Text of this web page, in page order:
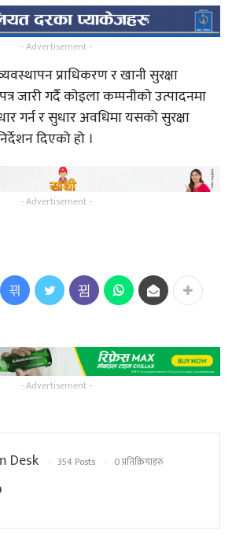
- Advertisement -
प्राधिकरण र खानी सुरक्षा
जारी गर्दै कोइला कम्पनीको उत्पादनमा
गर्न र सुधार अवधिमा यसको सुरक्षा
दिएको हो ।
- Advertisement -
- Advertisement -
Desk 354 Posts 0 प्रतिक्रियाहरु